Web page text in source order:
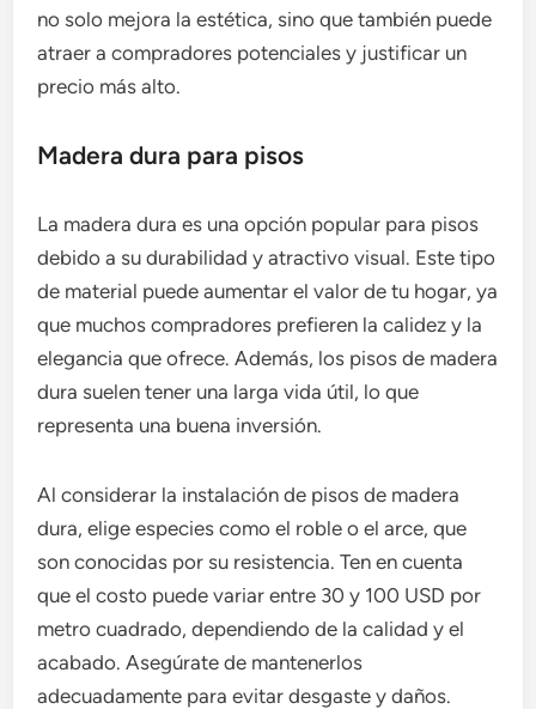
no solo mejora la estética, sino que también puede
atraer a compradores potenciales y justificar un
precio más alto.
Madera dura para pisos
La madera dura es una opción popular para pisos
debido a su durabilidad y atractivo visual. Este tipo
de material puede aumentar el valor de tu hogar, ya
que muchos compradores prefieren la calidez y la
elegancia que ofrece. Además, los pisos de madera
dura suelen tener una larga vida útil, lo que
representa una buena inversión.
Al considerar la instalación de pisos de madera
dura, elige especies como el roble o el arce, que
son conocidas por su resistencia. Ten en cuenta
que el costo puede variar entre 30 y 100 USD por
metro cuadrado, dependiendo de la calidad y el
acabado. Asegúrate de mantenerlos
adecuadamente para evitar desgaste y daños.